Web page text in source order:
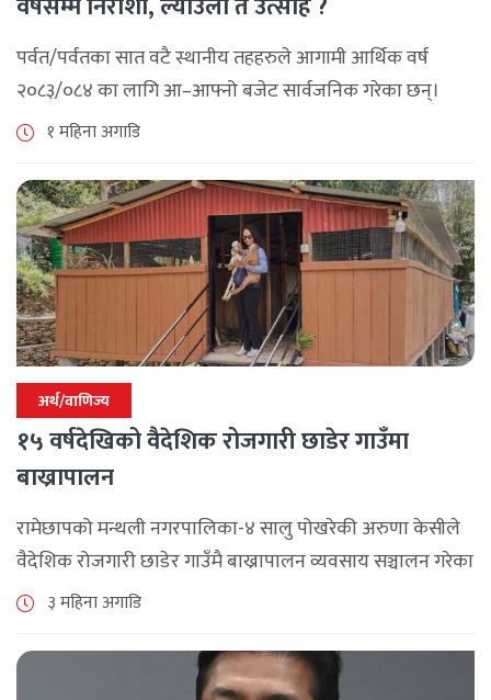
पर्वत/पर्वतका सात वटै स्थानीय तहहरुले आगामी आर्थिक वर्ष
२०८३/०८४ का लागि आ–आफ्नो बजेट सार्वजनिक गरेका छन्।
२०७९ सालमा निर्वाचित भएपछि आएका जनप्रतिनिधीले ल्याएको
१ महिना अगाडि
अर्थ/वाणिज्य
१५ वर्षदेखिको वैदेशिक रोजगारी छाडेर गाउँमा
बाख्रापालन
रामेछापको मन्थली नगरपालिका-४ सालु पोखरेकी अरुणा केसीले
वैदेशिक रोजगारी छाडेर गाउँमै बाख्रापालन व्यवसाय सञ्चालन गरेका
छन् । चार वर्ष बेलायत र ११ वर्ष दुबई र कतारमा रोजगारीमा गरेकी
३ महिना अगाडि